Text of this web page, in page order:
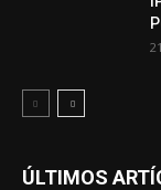
ÚLTIMOS